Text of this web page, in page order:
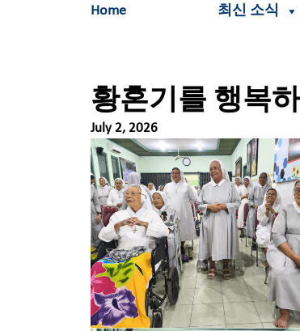
Home 최신 소식
황혼기를 행복
July 2, 2026